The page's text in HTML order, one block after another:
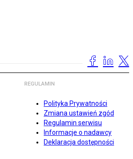
REGULAMIN
Polityka Prywatności
Zmiana ustawień zgód
Regulamin serwisu
Informacje o nadawcy
Deklaracja dostępności